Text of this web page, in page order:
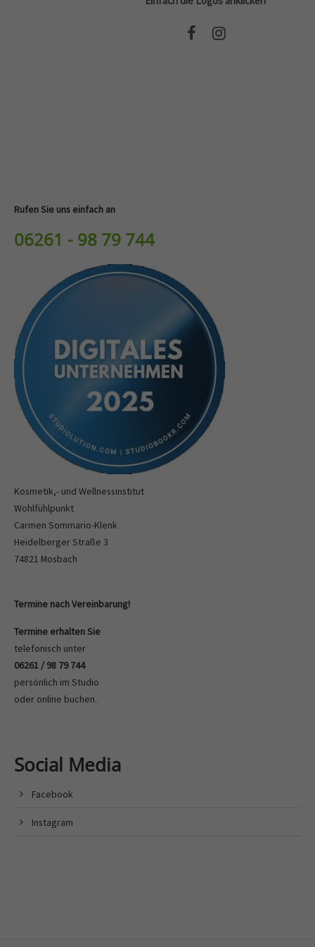
Rufen Sie uns einfach an
06261 - 98 79 744
Kosmetik,- und Wellnessinstitut
Wohlfühlpunkt
Carmen Sommario-Klenk
Heidelberger Straße 3
74821 Mosbach
Termine nach Vereinbarung!
Termine erhalten Sie
telefonisch unter
06261 / 98 79 744
persönlich im Studio
oder online buchen.
Social Media
Facebook
Instagram